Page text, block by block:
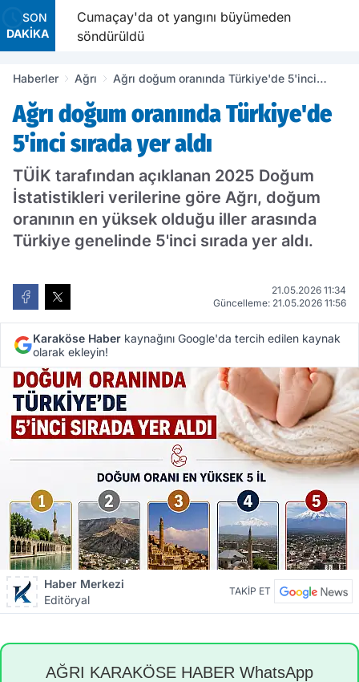
SON
DAKİKA
Cumaçay'da ot yangını büyümeden
söndürüldü
Haberler Ağrı
Ağrı doğum oranında Türkiye'de 5'inci
Ağrı doğum oranında Türkiye'de
5'inci sırada yer aldı
TÜİK tarafından açıklanan 2025 Doğum
İstatistikleri verilerine göre Ağrı, doğum
oranının en yüksek olduğu iller arasında
Türkiye genelinde 5'inci sırada yer aldı.
21.05.2026 11:34
Güncelleme: 21.05.2026 11:56
Karaköse Haber kaynağını Google'da tercih edilen kaynak
olarak ekleyin!
Haber Merkezi
Editöryal
TAKİP ET
AĞRI KARAKÖSE HABER WhatsApp